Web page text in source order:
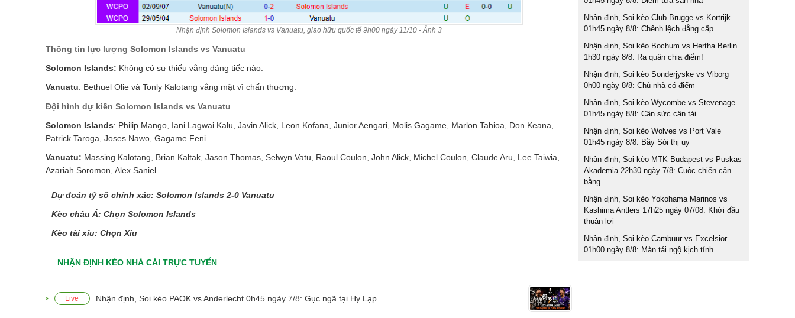
Nhận định Solomon Islands vs Vanuatu, giao hữu quốc tế 9h00 ngày 11/10 - Ảnh 3
Thông tin lực lượng Solomon Islands vs Vanuatu
Solomon Islands: Không có sự thiếu vắng đáng tiếc nào.
Vanuatu: Bethuel Olie và Tonly Kalotang vắng mặt vì chấn thương.
Đội hình dự kiến Solomon Islands vs Vanuatu
Solomon Islands: Philip Mango, Iani Lagwai Kalu, Javin Alick, Leon Kofana, Junior Aengari, Molis Gagame, Marlon Tahioa, Don Keana,
Patrick Taroga, Joses Nawo, Gagame Feni.
Vanuatu: Massing Kalotang, Brian Kaltak, Jason Thomas, Selwyn Vatu, Raoul Coulon, John Alick, Michel Coulon, Claude Aru, Lee Taiwia,
Azariah Soromon, Alex Saniel.
Dự đoán tỷ số chính xác: Solomon Islands 2-0 Vanuatu
Kèo châu Á: Chọn Solomon Islands
Kèo tài xỉu: Chọn Xỉu
NHẬN ĐỊNH KÈO NHÀ CÁI TRỰC TUYẾN
Live Nhận định, Soi kèo PAOK vs Anderlecht 0h45 ngày 7/8: Gục ngã tại Hy Lạp
Nhận định, Soi kèo Club Brugge vs Kortrijk
01h45 ngày 8/8: Chênh lệch đẳng cấp
Nhận định, Soi kèo Bochum vs Hertha Berlin
1h30 ngày 8/8: Ra quân chia điểm!
Nhận định, Soi kèo Sonderjyske vs Viborg
0h00 ngày 8/8: Chủ nhà có điểm
Nhận định, Soi kèo Wycombe vs Stevenage
01h45 ngày 8/8: Cân sức cân tài
Nhận định, Soi kèo Wolves vs Port Vale
01h45 ngày 8/8: Bầy Sói thị uy
Nhận định, Soi kèo MTK Budapest vs Puskas
Akademia 22h30 ngày 7/8: Cuộc chiến cân
bằng
Nhận định, Soi kèo Yokohama Marinos vs
Kashima Antlers 17h25 ngày 07/08: Khởi đầu
thuận lợi
Nhận định, Soi kèo Cambuur vs Excelsior
01h00 ngày 8/8: Màn tái ngộ kịch tính